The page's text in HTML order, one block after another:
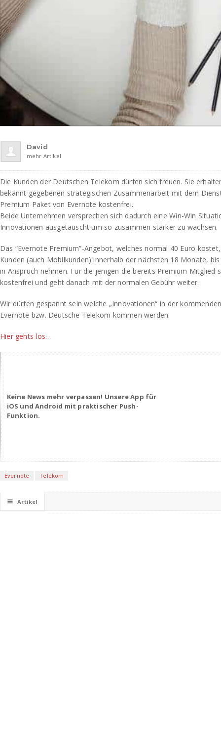
David
mehr Artikel
Die Kunden der Deutschen Telekom dürfen sich freuen. Sie
bekannt gegebenen strategischen Zusammenarbeit mit dem
Premium Paket von Evernote kostenfrei.
Beide Unternehmen versprechen sich dadurch eine Win-Win
Innovationen ausgetauscht um so zusammen stärker zu wachsen.
Das “Evernote Premium”-Angebot, welches normal 40 Euro
Kunden (auch Mobilkunden) innerhalb der nächsten 18 Monate,
in Anspruch nehmen. Für die jenigen die bereits Premium Mitglied
kostenfrei und geht danach mit der normalen Gebühr weiter.
Wir dürfen gespannt sein welche „Innovationen“ in der
Evernote bzw. Deutsche Telekom kommen werden.
Hier gehts los…
Keine News mehr verpassen! Unsere App für
iOS und Android mit praktischer Push-
Funktion.
Evernote Telekom
☰ Artikel